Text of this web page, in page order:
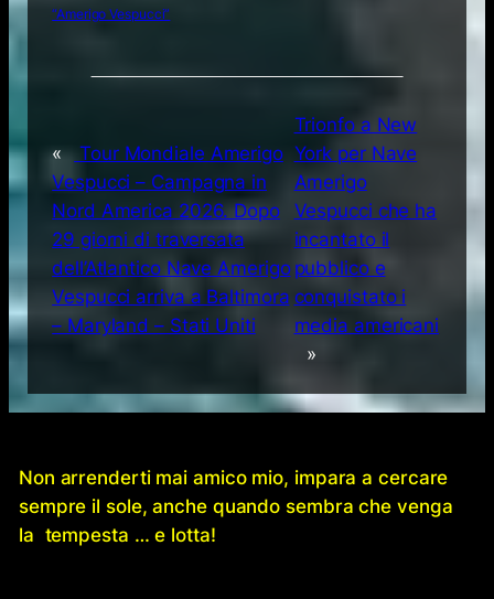
“Amerigo Vespucci”
«
Tour Mondiale Amerigo
Vespucci – Campagna in
Nord America 2026. Dopo
29 giorni di traversata
dell’Atlantico Nave Amerigo
Vespucci arriva a Baltimora
– Maryland – Stati Uniti
Trionfo a New
York per Nave
Amerigo
Vespucci che ha
incantato il
pubblico e
conquistato i
media americani
»
Non arrenderti mai amico mio, impara a cercare
sempre il sole, anche quando sembra che venga
la tempesta … e lotta!